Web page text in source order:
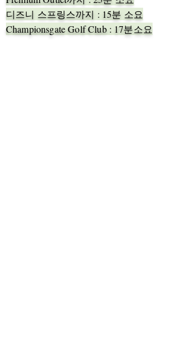
​디즈니 스프링스까지 : 15분 소요
Championsgate Golf Club : 17분소요